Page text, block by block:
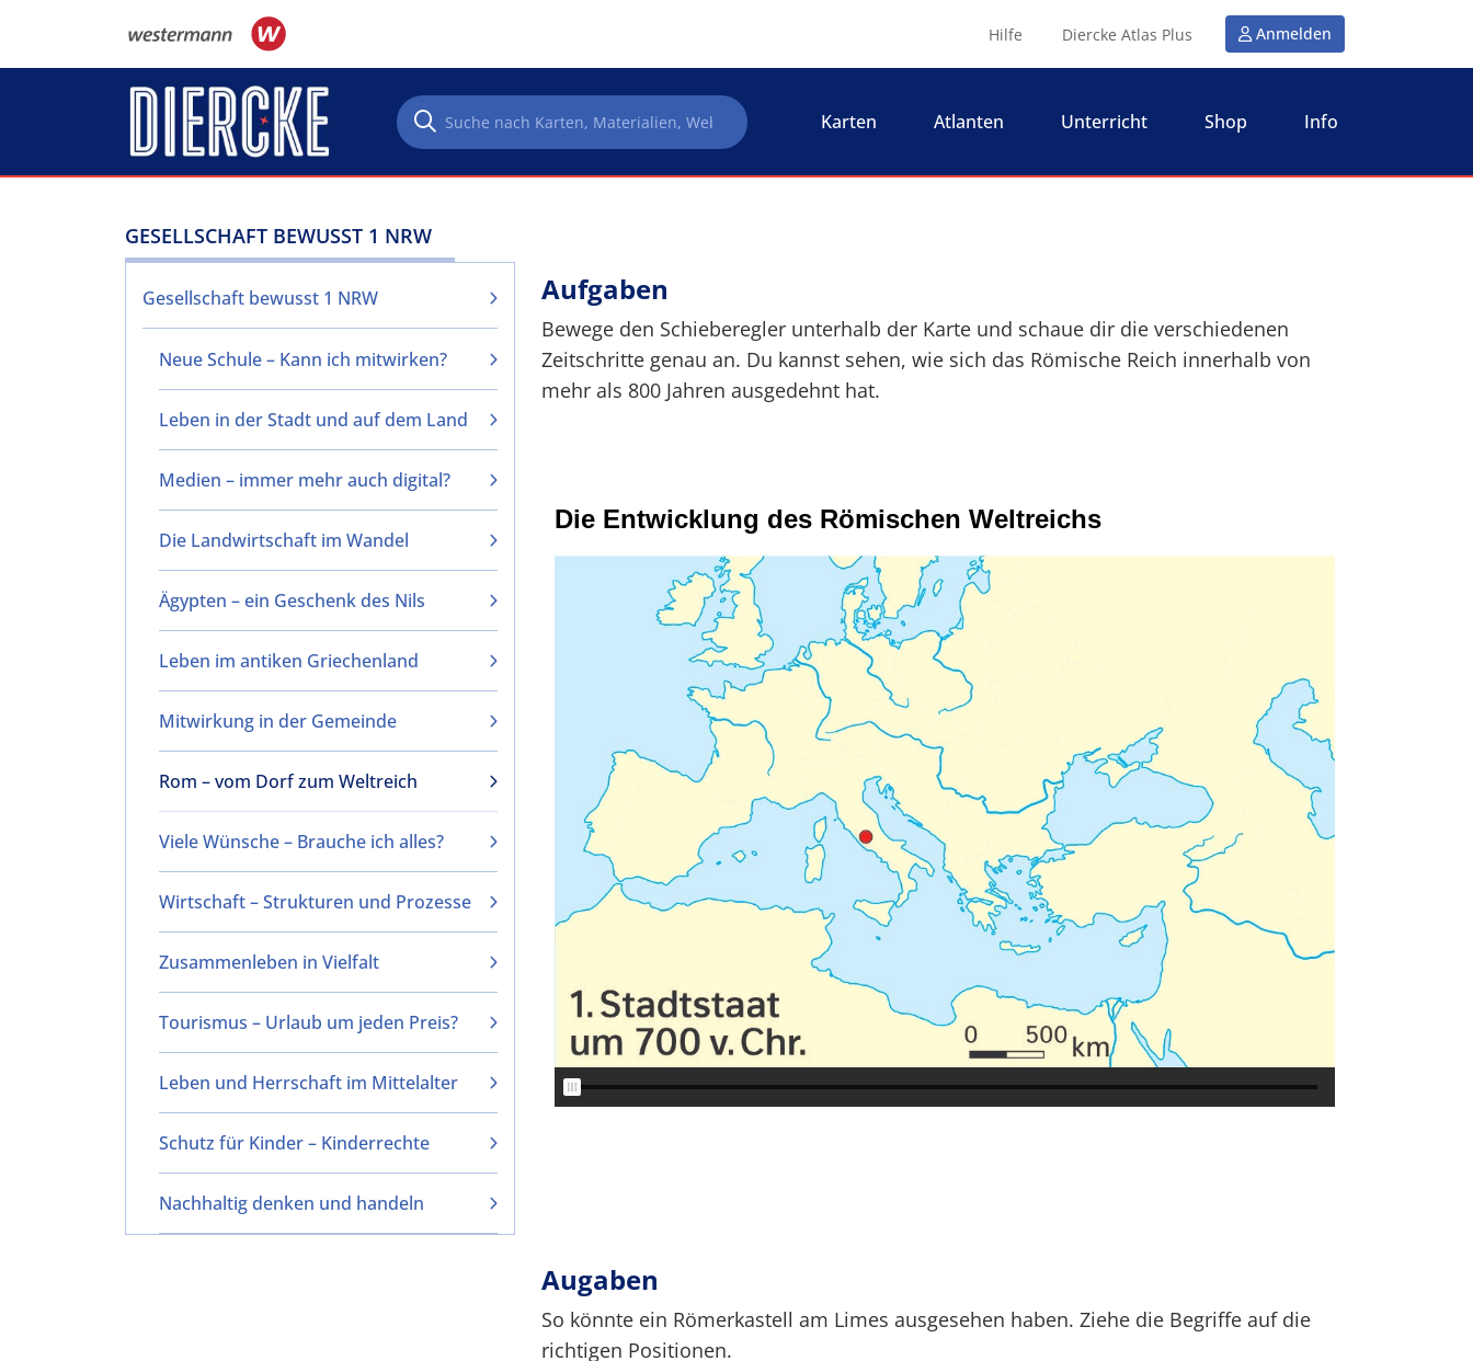
Hilfe Diercke Atlas Plus Anmelden
Karten Atlanten Unterricht Shop Info
GESELLSCHAFT BEWUSST 1 NRW
Gesellschaft bewusst 1 NRW
Neue Schule – Kann ich mitwirken?
Leben in der Stadt und auf dem Land
Medien – immer mehr auch digital?
Die Landwirtschaft im Wandel
Ägypten – ein Geschenk des Nils
Leben im antiken Griechenland
Mitwirkung in der Gemeinde
Rom – vom Dorf zum Weltreich
Viele Wünsche – Brauche ich alles?
Wirtschaft – Strukturen und Prozesse
Zusammenleben in Vielfalt
Tourismus – Urlaub um jeden Preis?
Leben und Herrschaft im Mittelalter
Schutz für Kinder – Kinderrechte
Nachhaltig denken und handeln
Aufgaben
Bewege den Schieberegler unterhalb der Karte und schaue dir die verschiedenen
Zeitschritte genau an. Du kannst sehen, wie sich das Römische Reich innerhalb von
mehr als 800 Jahren ausgedehnt hat.
Augaben
So könnte ein Römerkastell am Limes ausgesehen haben. Ziehe die Begriffe auf die
richtigen Positionen.